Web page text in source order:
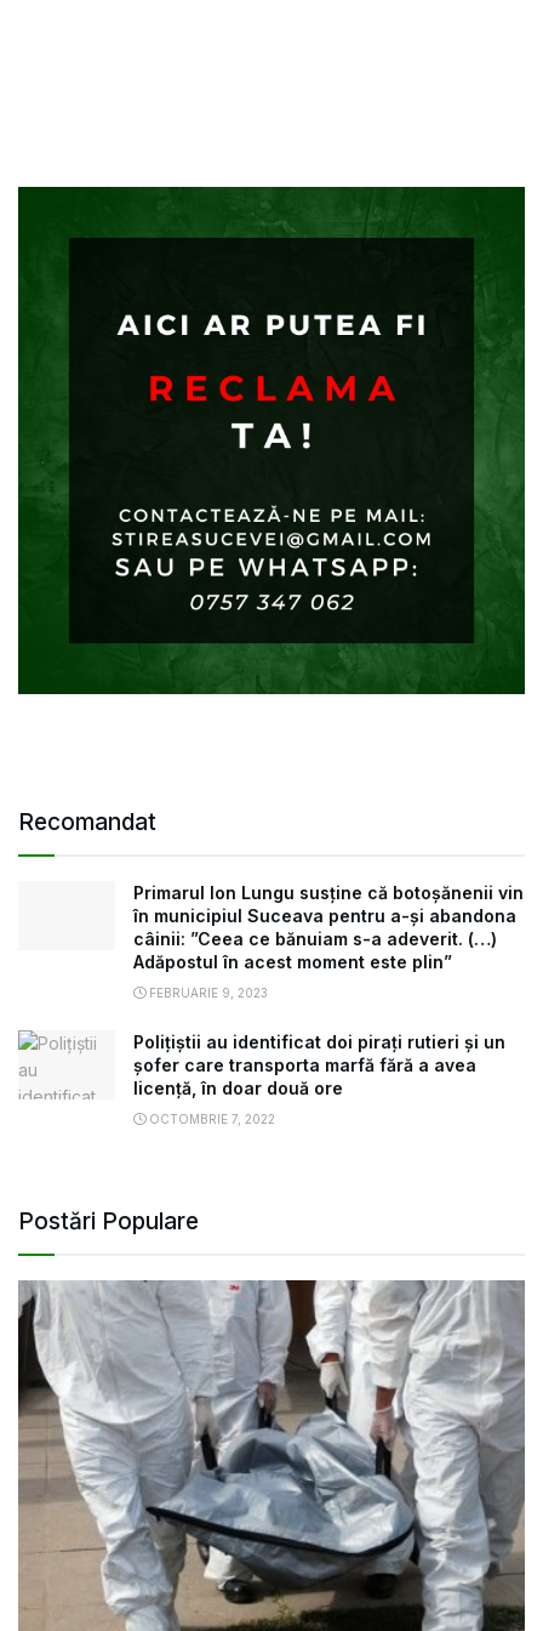
Recomandat
Primarul Ion Lungu susține că botoșănenii vin
în municipiul Suceava pentru a-și abandona
câinii: ”Ceea ce bănuiam s-a adeverit. (…)
Adăpostul în acest moment este plin”
FEBRUARIE 9, 2023
Polițiștii au identificat doi pirați rutieri și un
șofer care transporta marfă fără a avea
licență, în doar două ore
OCTOMBRIE 7, 2022
Postări Populare